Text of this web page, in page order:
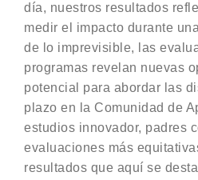
día, nuestros resultados
medir el impacto durante
de lo imprevisible, las
programas revelan nuevas
potencial para abordar las
plazo en la Comunidad de
estudios innovador, padres
evaluaciones más
resultados que aquí se